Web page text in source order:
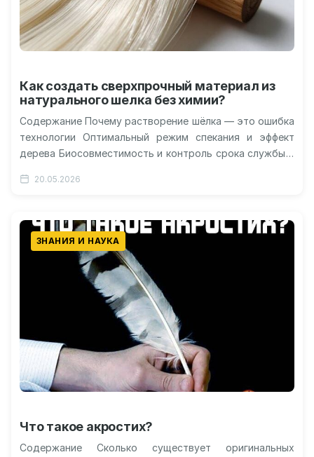
Как создать сверхпрочный материал из
натурального шелка без химии?
Содержание Почему растворение шёлка — это ошибка
технологии Оптимальный режим спекания и эффект
дерева Биосовместимость и контроль срока службы в
20.05.2026
ЗНАНИЯ И НАУКА
Что такое акростих?
Содержание Сколько существует оригинальных